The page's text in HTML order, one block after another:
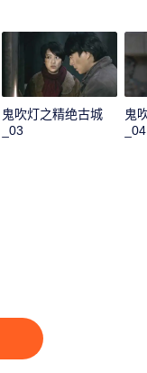
一和好友胖子一起加入
了塔克拉玛干沙漠中的精
阱不断，这神秘的鬼洞似乎
鬼吹灯之精绝古城
_03
鬼
_04